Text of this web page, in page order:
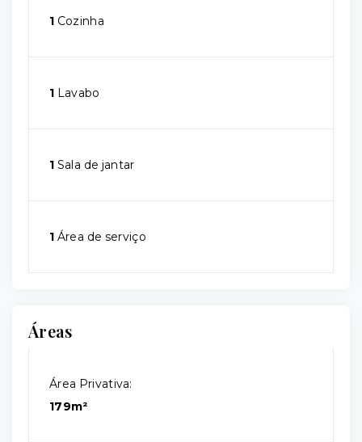
1 Cozinha
1 Lavabo
1 Sala de jantar
1 Área de serviço
Áreas
Área Privativa:
179m²